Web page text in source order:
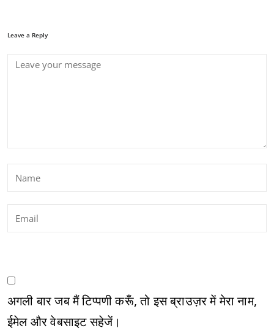
Leave a Reply
अगली बार जब मैं टिप्पणी करूँ, तो इस ब्राउज़र में मेरा नाम,
ईमेल और वेबसाइट सहेजें।